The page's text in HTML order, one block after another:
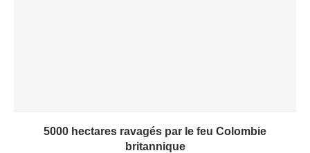
5000 hectares ravagés par le feu Colombie
britannique